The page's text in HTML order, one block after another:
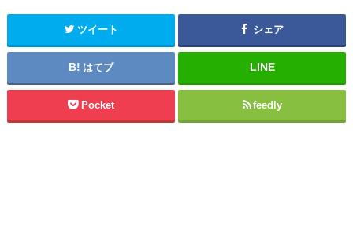
ツイート シェア
はてブ
Pocket feedly